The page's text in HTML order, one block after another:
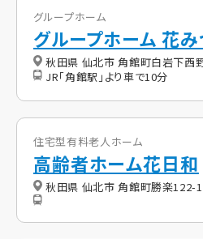
グループホーム
グループホーム 花み
秋田県 仙北市 角館町白岩下西
JR「角館駅」より車で10分
住宅型有料老人ホーム
高齢者ホーム花日和
秋田県 仙北市 角館町勝楽122-1